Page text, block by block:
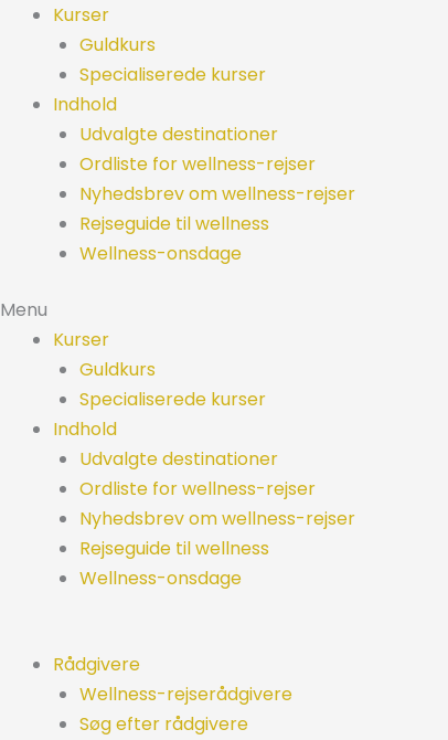
Spring
indhold
Kurser
Guldkurs
Specialiserede kurser
Indhold
Udvalgte destinationer
Ordliste for wellness-rejser
Nyhedsbrev om wellness-rejser
Rejseguide til wellness
Wellness-onsdage
Menu
Kurser
Guldkurs
Specialiserede kurser
Indhold
Udvalgte destinationer
Ordliste for wellness-rejser
Nyhedsbrev om wellness-rejser
Rejseguide til wellness
Wellness-onsdage
Rådgivere
Wellness-rejserådgivere
Søg efter rådgivere